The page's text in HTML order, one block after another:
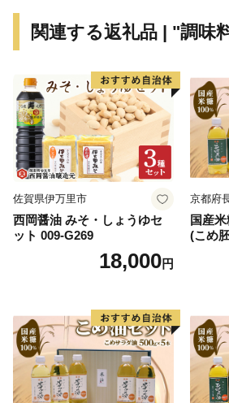
詳しくは、下記ページをご覧くださ
（上記URLをコピー＆ペーストしア
けてご覧ください。）
■お問い合わせ先
福井県敦賀市ふるさと納税コールセ
TEL：050-3090-1336
Mail：f.tsuruga@do-furusato.jp
受付時間 午前9時00分～午後5時
〒584-8790 富田林市中野町東2
ジネス内 18202
福井県敦賀市ふるさと納税 ワンス
受付係 宛
関連する返礼品 | "調味
佐賀県伊万里市
西岡醤油 みそ・しょうゆセ
ット 009-G269
18,000円
京都府
国産
(こめ